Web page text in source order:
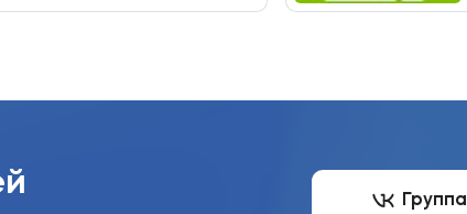
Группа